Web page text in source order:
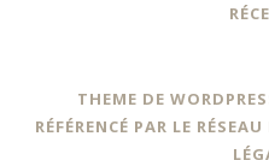
THEME DE
RÉFÉRENCÉ PAR LE